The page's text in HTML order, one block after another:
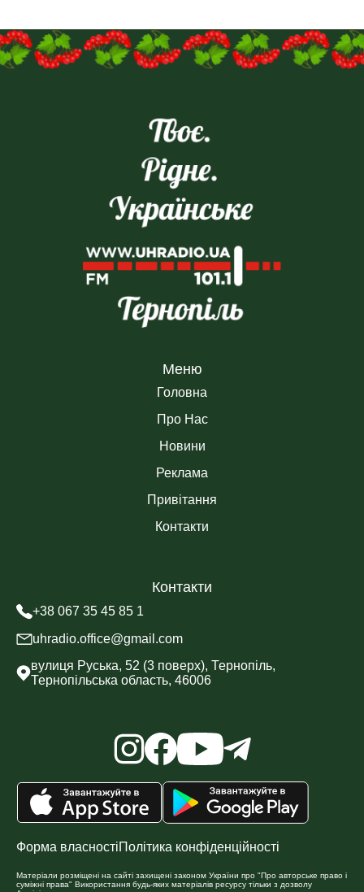
пошту:uhreklama1@gmail.com
Меню
Головна
Про Нас
Новини
Реклама
Привітання
Контакти
Контакти
+38 067 35 45 85 1
uhradio.office@gmail.com
вулиця Руська, 52 (3 поверх), Тернопіль,
Тернопільська область, 46006
Форма власностіПолітика конфіденційності
Матеріали розміщені на сайті захищені законом України про "Про авторське право і
суміжні права" Використання будь-яких матеріалів ресурсу тільки з дозволу